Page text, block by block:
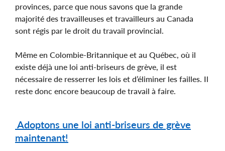
provinces, parce que nous savons que la grande
majorité des travailleuses et travailleurs au Canada
sont régis par le droit du travail provincial.
Même en Colombie-Britannique et au Québec, où il
existe déjà une loi anti-briseurs de grève, il est
nécessaire de resserrer les lois et d’éliminer les failles. Il
reste donc encore beaucoup de travail à faire.
Page
Adoptons une loi anti-briseurs de grève
maintenant!